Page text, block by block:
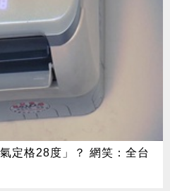
定格28度」？ 網笑：全台